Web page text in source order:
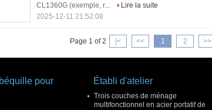
CL1360G (exemple, r...
Lire la suite
2025-12-11 21:52:08
Page 1 of 2 |< << 1 2 >>
pour Établi d'atelier
Trois couches de ménage
multifonctionnel en acier portatif de